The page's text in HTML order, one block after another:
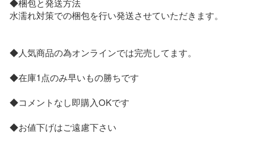
水濡れ対策での梱包を行い発送させていただきます。
◆人気商品の為オンラインでは完売してます。
◆在庫1点のみ早いもの勝ちです
◆コメントなし即購入OKです
◆お値下げはご遠慮下さい